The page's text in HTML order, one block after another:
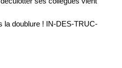
la doublure ! IN-DES-TRUC-